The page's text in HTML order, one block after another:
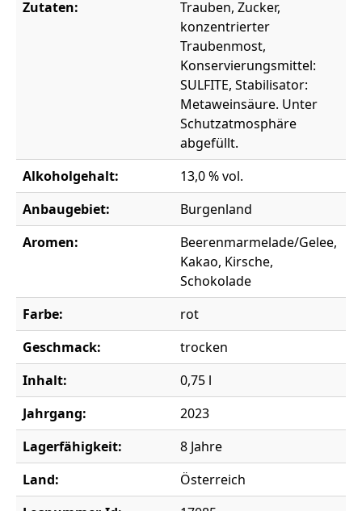
Zutaten:
Trauben, Zucker,
konzentrierter
Traubenmost,
Konservierungsmittel:
SULFITE, Stabilisator:
Metaweinsäure. Unter
Schutzatmosphäre
abgefüllt.
Alkoholgehalt:
13,0 % vol.
Anbaugebiet:
Burgenland
Aromen:
Beerenmarmelade/Gelee,
Kakao, Kirsche,
Schokolade
Farbe:
rot
Geschmack:
trocken
Inhalt:
0,75 l
Jahrgang:
2023
Lagerfähigkeit:
8 Jahre
Land:
Österreich